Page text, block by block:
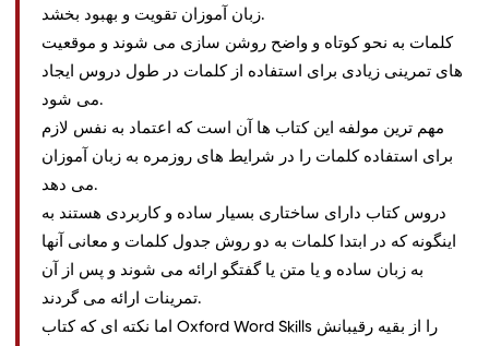
زبان آموزان تقویت و بهبود بخشد.
کلمات به نحو کوتاه و واضح روشن سازی می شوند و موقعیت
های تمرینی زیادی برای استفاده از کلمات در طول دروس ایجاد
می شود.
مهم ترین مولفه این کتاب ها آن است که اعتماد به نفس لازم
برای استفاده کلمات را در شرایط های روزمره به زبان آموزان
می دهد.
دروس کتاب دارای ساختاری بسیار ساده و کاربردی هستند به
اینگونه که در ابتدا کلمات به دو روش جدول کلمات و معانی آنها
به زبان ساده و یا متن یا گفتگو ارائه می شوند و پس از آن
تمرینات ارائه می گردند.
اما نکته ای که کتاب Oxford Word Skills را از بقیه رقیبانش